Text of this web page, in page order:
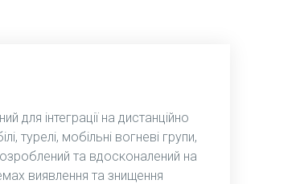
для інтеграції на дистанційно
турелі, мобільні вогневі групи,
та вдосконалений на
виявлення та знищення